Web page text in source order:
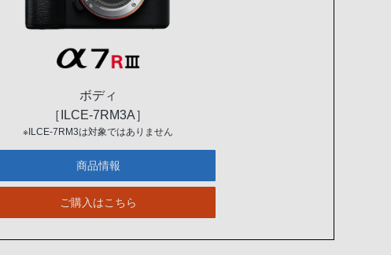
ボディ
［ILCE-7RM3A］
※ILCE-7RM3は対象ではありません
商品情報
ご購入はこちら